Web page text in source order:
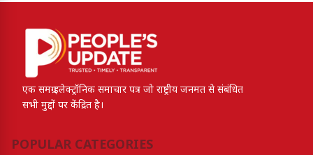
एक समग्र इलेक्ट्रॉनिक समाचार पत्र जो राष्ट्रीय जनमत से संबंधित
सभी मुद्दों पर केंद्रित है।
POPULAR CATEGORIES